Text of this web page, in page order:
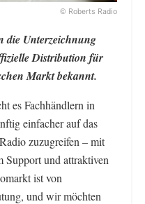
© Roberts Radio
die Unterzeichnung
Distribution für
Markt bekannt.
es Fachhändlern in
einfacher auf das
zuzugreifen – mit
Support und attraktiven
ist von
und wir möchten